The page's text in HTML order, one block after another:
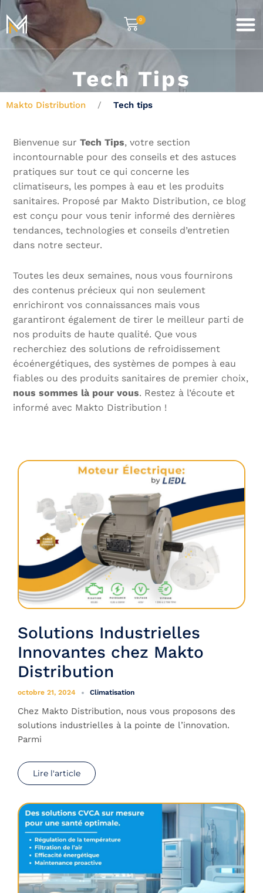
0
Tech Tips
Makto Distribution Tech tips
Bienvenue surTech Tips, votre section
incontournable pour des conseils et des astuces
pratiques sur tout ce qui concerne les
climatiseurs, les pompes à eau et les produits
sanitaires. Proposé par Makto Distribution, ce blog
est conçu pour vous tenir informé des dernières
tendances, technologies et conseils d’entretien
dans notre secteur.
Toutes les deux semaines, nous vous fournirons
des contenus précieux qui non seulement
enrichiront vos connaissances mais vous
garantiront également de tirer le meilleur parti de
nos produits de haute qualité. Que vous
recherchiez des solutions de refroidissement
écoénergétiques, des systèmes de pompes à eau
fiables ou des produits sanitaires de premier choix,
nous sommes là pour vous. Restez à l’écoute et
informé avec Makto Distribution !
Solutions Industrielles
Innovantes chez Makto
Distribution
octobre 21, 2024 Climatisation
Chez Makto Distribution, nous vous proposons des
solutions industrielles à la pointe de l’innovation.
Parmi
Lire l'article